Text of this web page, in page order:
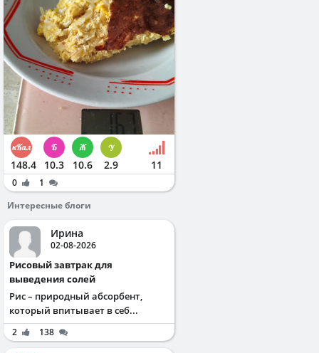
148.4 10.3 10.6 2.9 11
0
1
Интересные блоги
Ирина
02-08-2026
Рисовый завтрак для
выведения солей
Рис – природный абсорбент,
который впитывает в себ...
2 138